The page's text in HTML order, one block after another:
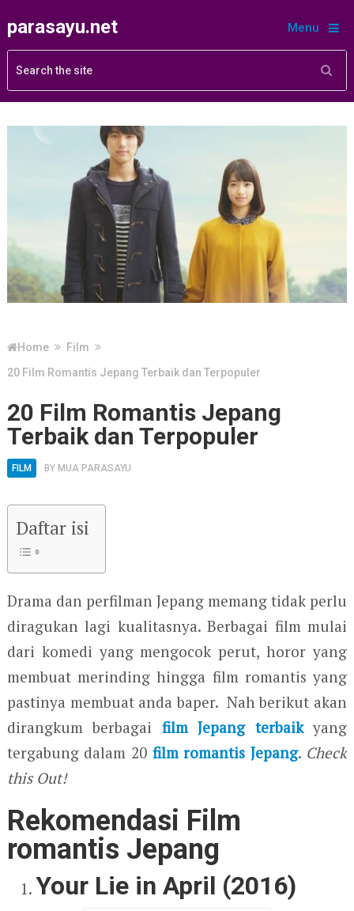
parasayu.net Menu
Home
Film
20 Film Romantis Jepang Terbaik dan Terpopuler
20 Film Romantis Jepang
Terbaik dan Terpopuler
FILM BY MUA PARASAYU
Daftar isi
Drama dan perfilman Jepang memang tidak perlu
diragukan lagi kualitasnya. Berbagai film mulai
dari komedi yang mengocok perut, horor yang
membuat merinding hingga film romantis yang
pastinya membuat anda baper. Nah berikut akan
dirangkum berbagai film Jepang terbaikyang
tergabung dalam 20 film romantis Jepang. Check
this Out!
Rekomendasi Film
romantis Jepang
Your Lie in April (2016)